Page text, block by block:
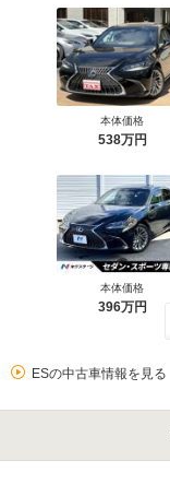
本体価格
538万円
本体価格
396万円
ESの中古車情報を見る